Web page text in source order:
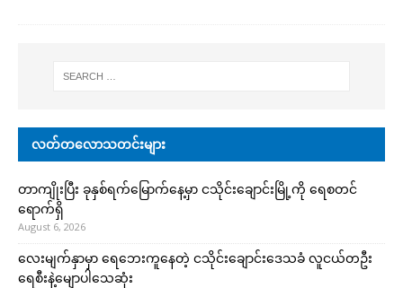
လတ်တလောသတင်းများ
တာကျိုးပြီး ခုနှစ်ရက်မြောက်နေ့မှာ ငသိုင်းချောင်းမြို့ကို ရေစတင်
ရောက်ရှိ
August 6, 2026
လေးမျက်နှာမှာ ရေဘေးကူနေတဲ့ ငသိုင်းချောင်းဒေသခံ လူငယ်တဦး
ရေစီးနဲ့မျောပါသေဆုံး